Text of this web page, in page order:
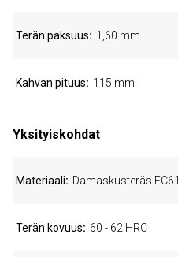
Terän paksuus 1,60 mm
Kahvan pituus 115 mm
Yksityiskohdat
Materiaali Damaskusteräs FC61
Terän kovuus 60 - 62 HRC